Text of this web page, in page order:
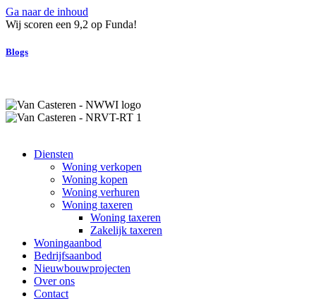
Ga naar de inhoud
Wij scoren een 9,2 op Funda!
Blogs
Diensten
Woning verkopen
Woning kopen
Woning verhuren
Woning taxeren
Woning taxeren
Zakelijk taxeren
Woningaanbod
Bedrijfsaanbod
Nieuwbouwprojecten
Over ons
Contact